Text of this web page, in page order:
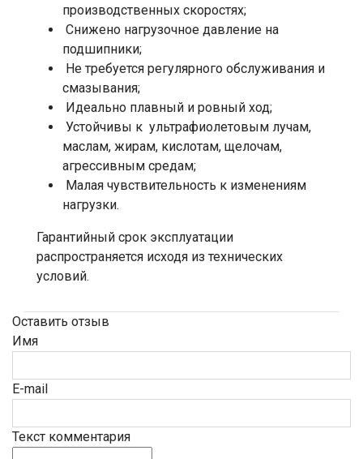
производственных скоростях;
Снижено нагрузочное давление на
подшипники;
Не требуется регулярного обслуживания и
смазывания;
Идеально плавный и ровный ход;
Устойчивы к ультрафиолетовым лучам,
маслам, жирам, кислотам, щелочам,
агрессивным средам;
Малая чувствительность к изменениям
нагрузки.
Гарантийный срок эксплуатации
распространяется исходя из технических
условий.
Оставить отзыв
Имя
E-mail
Текст комментария